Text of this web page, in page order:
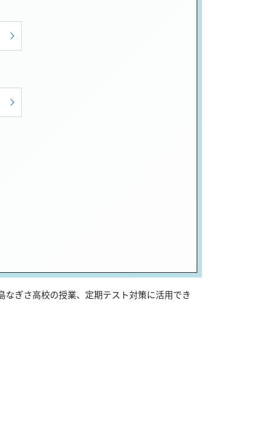
ぎさ高校の授業、定期テスト対策に活用でき